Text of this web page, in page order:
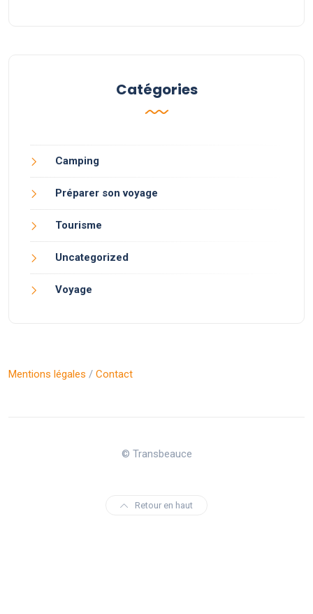
Catégories
Camping
Préparer son voyage
Tourisme
Uncategorized
Voyage
Mentions légales / Contact
© Transbeauce
Retour en haut